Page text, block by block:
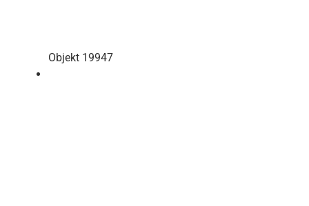
Objekt 19947